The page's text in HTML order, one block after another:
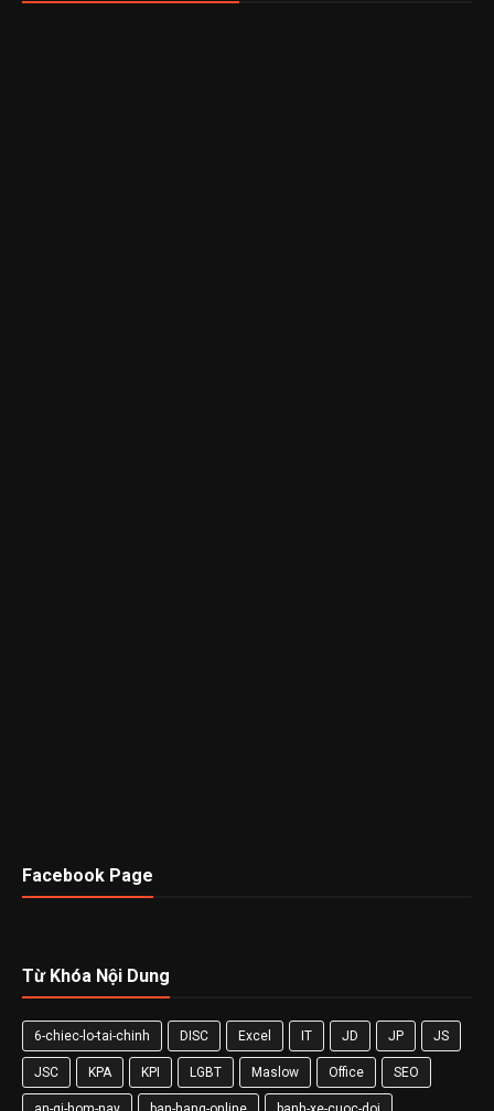
Facebook Page
Từ Khóa Nội Dung
6-chiec-lo-tai-chinh DISC Excel IT JD JP JS
JSC KPA KPI LGBT Maslow Office SEO